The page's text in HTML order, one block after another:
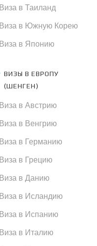
Виза в Таиланд
Виза в Южную Корею
Виза в Японию
ВИЗЫ В ЕВРОПУ
(ШЕНГЕН)
Виза в Австрию
Виза в Венгрию
Виза в Германию
Виза в Грецию
Виза в Данию
Виза в Исландию
Виза в Испанию
Виза в Италию